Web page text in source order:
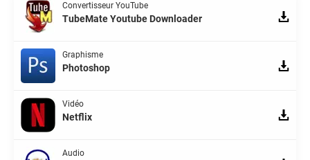
Convertisseur YouTube
TubeMate Youtube Downloader
Graphisme
Photoshop
Vidéo
Netflix
Audio